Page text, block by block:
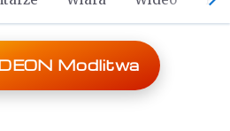
Modlitwa